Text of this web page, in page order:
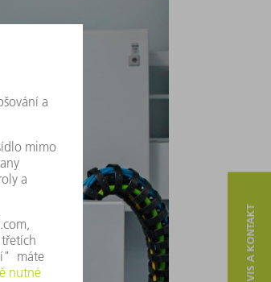
SERVIS A KONTAKT